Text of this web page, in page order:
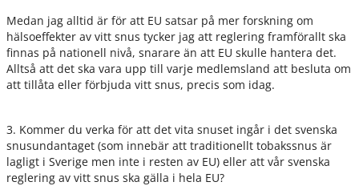
Medan jag alltid är för att EU satsar på mer forskning om
hälsoeffekter av vitt snus tycker jag att reglering framförallt ska
finnas på nationell nivå, snarare än att EU skulle hantera det.
Alltså att det ska vara upp till varje medlemsland att besluta om
att tillåta eller förbjuda vitt snus, precis som idag.
3. Kommer du verka för att det vita snuset ingår i det svenska
snusundantaget (som innebär att traditionellt tobakssnus är
lagligt i Sverige men inte i resten av EU) eller att vår svenska
reglering av vitt snus ska gälla i hela EU?